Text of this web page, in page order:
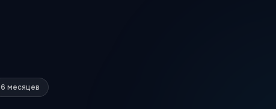
6 месяцев